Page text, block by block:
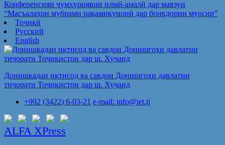
Конференсияи ҷумҳуриявии илмӣ-амалӣ дар мавзуи
“Масъалаҳои мубрами рақамикунонӣ дар бонкдории муосир”
Тоҷикӣ
Русский
English
Донишкадаи иқтисод ва савдои Донишгоҳи давлатии
тиҷорати Тоҷикистон дар ш. Хуҷанд
+992 (3422) 6-03-21 e-mail: info@iet.tj
ALFA XPress